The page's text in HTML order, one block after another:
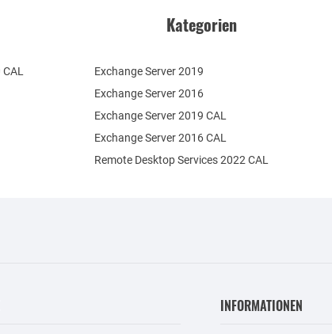
Kategorien
Exchange Server 2019
Exchange Server 2016
CAL
Remote Desktop Services 2022 CAL
Exchange Server 2019 CAL
Exchange Server 2016 CAL
INFORMATIONEN